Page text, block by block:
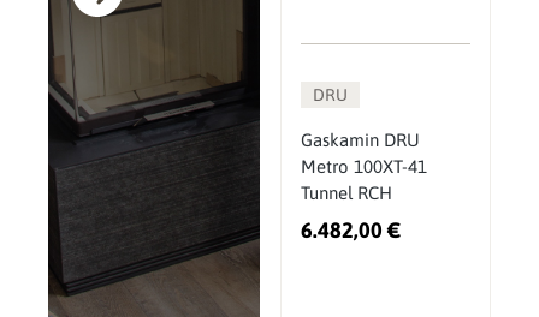
DRU
Gaskamin DRU
Metro 100XT-41
Tunnel RCH
6.482,00 €